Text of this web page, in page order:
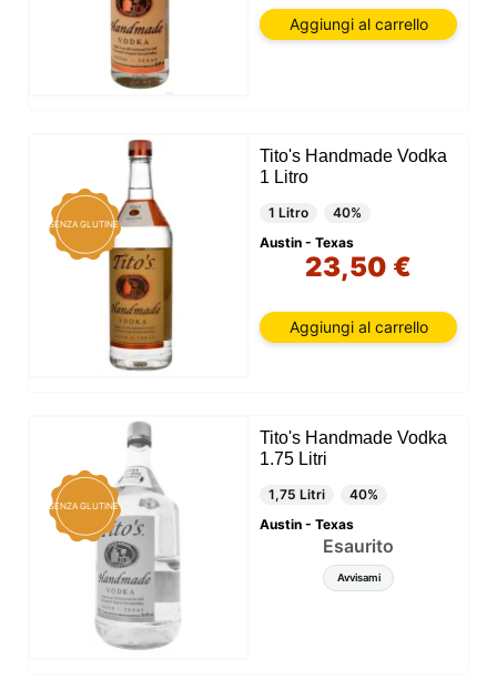
Aggiungi al carrello
SENZA GLUTINE
Tito's Handmade Vodka
1 Litro
1 Litro
40%
Austin - Texas
23,50 €
Aggiungi al carrello
SENZA GLUTINE
Tito's Handmade Vodka
1.75 Litri
1,75 Litri
40%
Austin - Texas
Esaurito
Avvisami